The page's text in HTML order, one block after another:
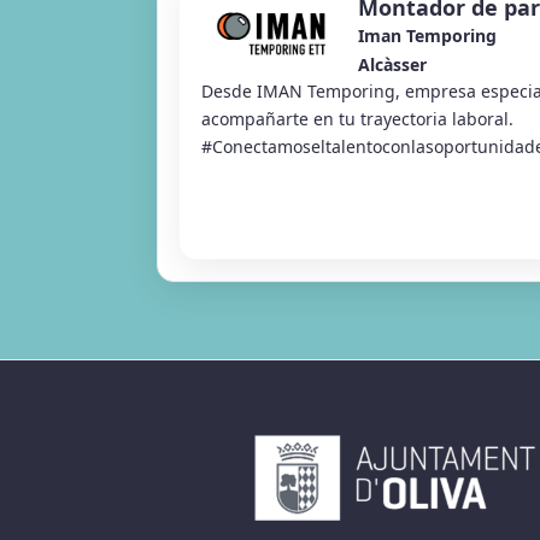
Montador de
Iman Temporing
Alcàsser
Desde IMAN Temporing, empresa
acompañarte en tu trayectoria laboral.